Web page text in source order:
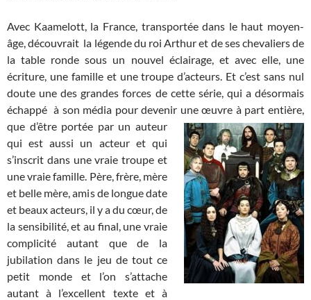
Avec Kaamelott, la France, transportée dans le haut moyen-
âge, découvrait la légende du roi Arthur et de ses chevaliers de
la table ronde sous un nouvel éclairage, et avec elle, une
écriture, une famille et une troupe d’acteurs. Et c’est sans nul
doute une des grandes forces de cette série, qui a désormais
échappé à son média pour devenir une œuvre à part entière,
que d’être portée par un auteur
qui est aussi un acteur et qui
s’inscrit dans une vraie troupe et
une vraie famille. Père, frère, mère
et belle mère, amis de longue date
et beaux acteurs, il y a du cœur, de
la sensibilité, et au final, une vraie
complicité autant que de la
jubilation dans le jeu de tout ce
petit monde et l’on s’attache
autant à l’excellent texte et à